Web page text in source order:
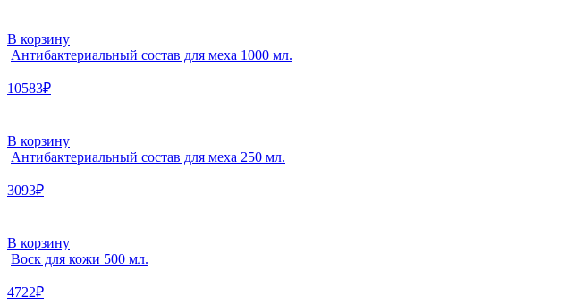
В корзину
Антибактериальный состав для меха 1000 мл.
10583₽
В корзину
Антибактериальный состав для меха 250 мл.
3093₽
В корзину
Воск для кожи 500 мл.
4722₽